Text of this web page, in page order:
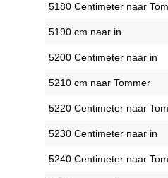
5180 Centimeter naar
5190 cm naar in
5200 Centimeter naar in
5210 cm naar Tommer
5220 Centimeter naar
5230 Centimeter naar in
5240 Centimeter naar